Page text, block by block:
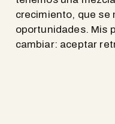
crecimiento, que
oportunidades. Mis
cambiar: aceptar